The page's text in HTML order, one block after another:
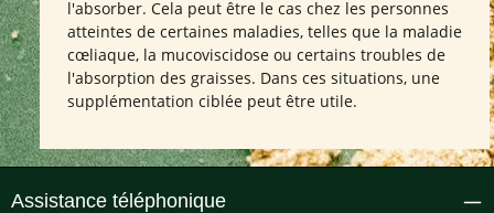
l'absorber. Cela peut être le cas chez les personnes
atteintes de certaines maladies, telles que la maladie
cœliaque, la mucoviscidose ou certains troubles de
l'absorption des graisses. Dans ces situations, une
supplémentation ciblée peut être utile.
Assistance téléphonique